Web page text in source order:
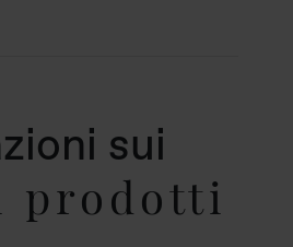
sui
prodotti